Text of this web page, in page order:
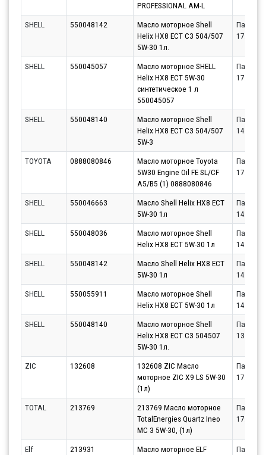
PROFESSIONAL AM-L
SHELL 550048142
Масло моторное Shell
Helix HX8 ECT C3 504/507
5W-30 1л.
Партнёр
SHELL 550045057
Масло моторное SHELL
Helix HX8 ECT 5W-30
синтетическое 1 л
550045057
Партнёр
SHELL 550048140
Масло моторное Shell
Helix HX8 ECT C3 504/507
5W-3
Партнёр
TOYOTA 0888080846
Масло моторное Toyota
5W30 Engine Oil FE SL/CF
A5/B5 (1) 0888080846
Партнёр
SHELL 550046663
Масло Shell Helix HX8 ECT
5W-30 1л
Партнёр
SHELL
550048036
Масло моторное Shell
Helix HX8 ECT 5W-30 1л
Партнёр
SHELL
550048142
Масло Shell Helix HX8 ECT
5W-30 1л
Партнёр
SHELL
550055911
Масло моторное Shell
Helix HX8 ECT 5W-30 1л
Партнёр
SHELL
550048140
Масло моторное Shell
Helix HX8 ECT C3 504507
5W-30 1л.
Партнёр
ZIC 132608
132608 ZIC Масло
моторное ZIC X9 LS 5W-30
(1л)
Партнёр
TOTAL 213769
213769 Масло моторное
TotalEnergies Quartz Ineo
MC 3 5W-30, (1л)
Партнёр
Elf 213931
Масло моторное ELF
Партнёр